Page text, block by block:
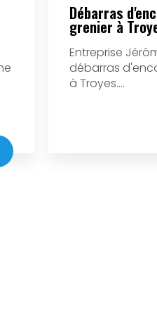
Débarras
grenier à
Entreprise
débarras
à Troyes....